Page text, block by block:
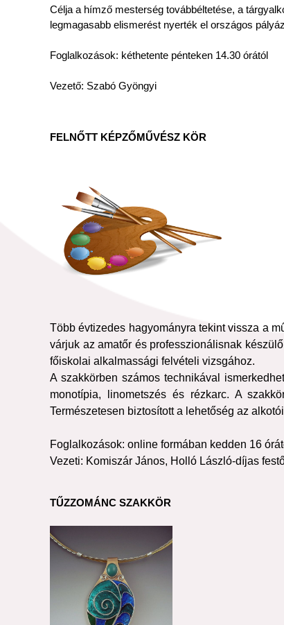
Célja a hímző mesterség továbbéltetése, a
legmagasabb elismerést nyerték el országos
Foglalkozások: kéthetente pénteken 14.30 órától
Vezető: Szabó Gyöngyi
FELNŐTT KÉPZŐMŰVÉSZ KÖR
Több évtizedes hagyományra tekint vissza a
várjuk az amatőr és professzionálisnak
főiskolai alkalmassági felvételi vizsgához.
A szakkörben számos technikával
monotípia, linometszés és rézkarc. A
Természetesen biztosított a lehetőség az
Foglalkozások: online formában kedden 16
Vezeti: Komiszár János, Holló László-díjas
TŰZZOMÁNC SZAKKÖR